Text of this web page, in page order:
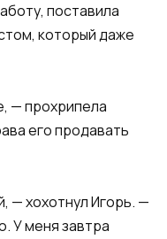
поставила
который даже
— прохрипела
его продавать
— хохотнул Игорь. —
У меня завтра